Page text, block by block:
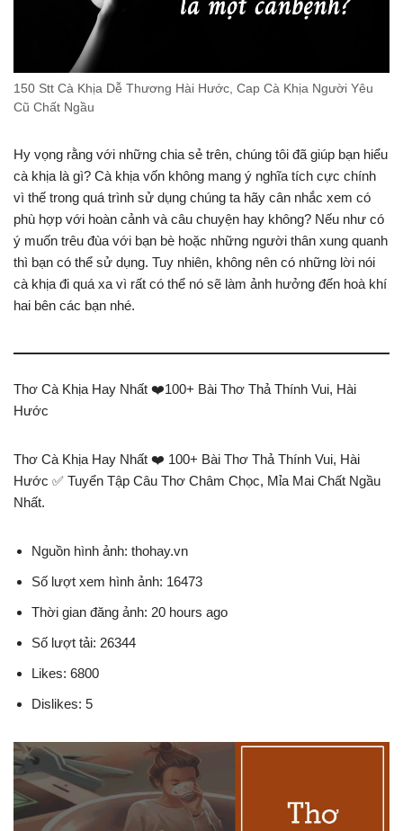
150 Stt Cà Khịa Dễ Thương Hài Hước, Cap Cà Khịa Người Yêu
Cũ Chất Ngầu
Hy vọng rằng với những chia sẻ trên, chúng tôi đã giúp bạn hiểu
cà khịa là gì? Cà khịa vốn không mang ý nghĩa tích cực chính
vì thế trong quá trình sử dụng chúng ta hãy cân nhắc xem có
phù hợp với hoàn cảnh và câu chuyện hay không? Nếu như có
ý muốn trêu đùa với bạn bè hoặc những người thân xung quanh
thì bạn có thể sử dụng. Tuy nhiên, không nên có những lời nói
cà khịa đi quá xa vì rất có thể nó sẽ làm ảnh hưởng đến hoà khí
hai bên các bạn nhé.
Thơ Cà Khịa Hay Nhất ❤️️100+ Bài Thơ Thả Thính Vui, Hài
Hước
Thơ Cà Khịa Hay Nhất ❤️️ 100+ Bài Thơ Thả Thính Vui, Hài
Hước ✅ Tuyển Tập Câu Thơ Châm Chọc, Mỉa Mai Chất Ngầu
Nhất.
Nguồn hình ảnh: thohay.vn
Số lượt xem hình ảnh: 16473
Thời gian đăng ảnh: 20 hours ago
Số lượt tải: 26344
Likes: 6800
Dislikes: 5